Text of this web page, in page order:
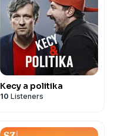
Kecy a politika
10 Listeners